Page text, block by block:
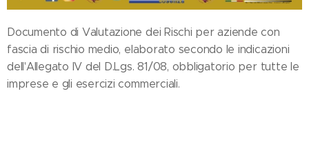
Documento di Valutazione dei Rischi per aziende con
fascia di rischio medio, elaborato secondo le indicazioni
dell'Allegato IV del D.Lgs. 81/08, obbligatorio per tutte le
imprese e gli esercizi commerciali.